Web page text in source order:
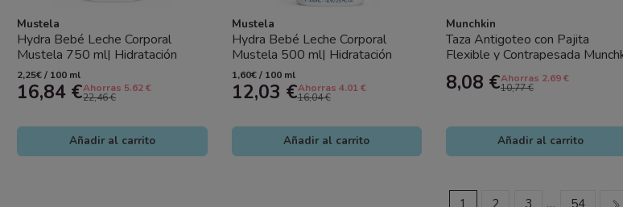
Mustela
Hydra Bebé Leche Corporal
Mustela 750 ml| Hidratación
Diaria para Bebés
2,25€ / 100 ml
16,84 €Ahorras 5.62 €
22,46 €
Añadir al carrito
Mustela
Hydra Bebé Leche Corporal
Mustela 500 ml| Hidratación
Diaria para Bebés
1,60€ / 100 ml
12,03 €Ahorras 4.01 €
16,04 €
Añadir al carrito
Munchkin
Taza Antigoteo con Pajita
Flexible y Contrapesada
8,08 €Ahorras 2.69 €
10,77 €
Añadir al carrito
1 2 3 … 54